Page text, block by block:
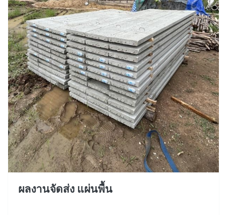
ผลงานจัดส่ง แผ่นพื้น